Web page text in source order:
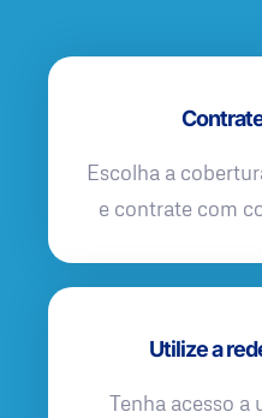
Escolha a
e contrate com
Utilize a
Tenha acesso a